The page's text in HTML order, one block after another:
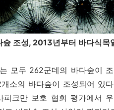
조성, 2013년부터 바다식목
모두 262군데의 바다숲이
소의 바다숲이 조성되어 있
피크만 보호 협회 평가에서